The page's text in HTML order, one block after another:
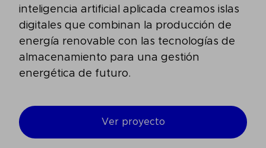
inteligencia artificial aplicada creamos islas
digitales que combinan la producción de
energía renovable con las tecnologías de
almacenamiento para una gestión
energética de futuro.
Ver proyecto